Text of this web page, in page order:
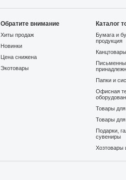
Обратите внимание
Хиты продаж
Новинки
Цена снижена
Экотовары
Каталог
Бумага и
продукция
Папки и
Офисная
Товары
Товары
Подарки,
сувениры
Хозтовары